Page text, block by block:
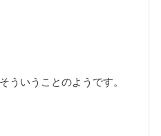
ういうことのようです。